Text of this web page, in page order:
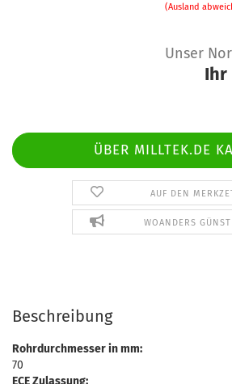
(Ausland
Unser
Ihr
ÜBER MILLTEK.DE
AUF DEN
WOANDERS
Beschreibung
Rohrdurchmesser in mm:
70
ECE Zulassung: